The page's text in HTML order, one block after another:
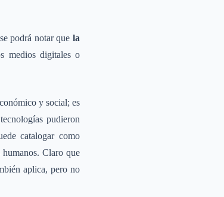
podrá notar que la
medios digitales o
y social; es
pudieron
catalogar como
Claro que
aplica, pero no